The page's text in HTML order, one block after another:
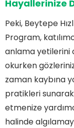
Hayallerinize
Peki, Beytepe
Program,
anlama yetilerini
okurken
zaman kaybına
pratikleri
etmenize
halinde